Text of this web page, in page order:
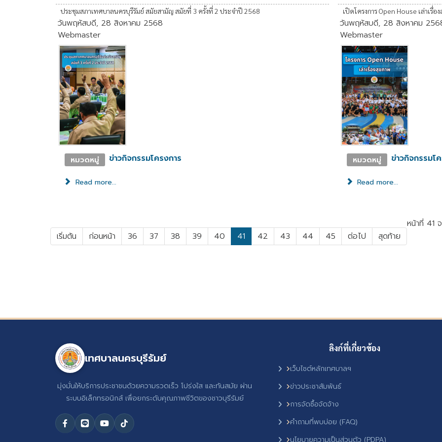
ประชุมสภาเทศบาลนครบุรีรัมย์ สมัยสามัญ สมัยที่ 3 ครั้งที่ 2 ประจำปี 2568
วันพฤหัสบดี, 28 สิงหาคม 2568
Webmaster
หมวดหมู่ ข่าวกิจกรรมโครงการ
Read more...
เปิดโครงการ Open House เล่าเรื่อ
วันพฤหัสบดี, 28 สิงหาคม
Webmaster
หมวดหมู่ ข่าวกิจกรรมโ
Read more...
หน้าที่ 41
เริ่มต้น
ก่อนหน้า 36 37 38 39 40 41 42 43 44 45 ต่อไป สุดท้าย
เทศบาลนครบุรีรัมย์
มุ่งมั่นให้บริการประชาชนด้วยความรวดเร็ว โปร่งใส และทันสมัย ผ่าน
ระบบอิเล็กทรอนิกส์ เพื่อยกระดับคุณภาพชีวิตของชาวบุรีรัมย์
ลิงก์ที่เกี่ยวข้อง
เว็บไซต์หลักเทศบาลฯ
ข่าวประชาสัมพันธ์
การจัดซื้อจัดจ้าง
คำถามที่พบบ่อย (FAQ)
นโยบายความเป็นส่วนตัว (PDPA)